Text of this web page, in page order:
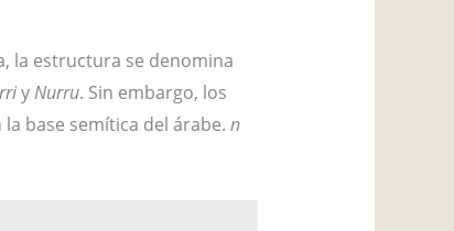
la estructura se denomina
yNurru. Sin embargo, los
base semítica del árabe. n